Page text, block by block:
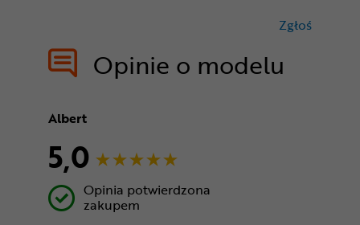
Opinie o modelu
Zgłoś
Albert
5,0
Opinia potwierdzona
zakupem